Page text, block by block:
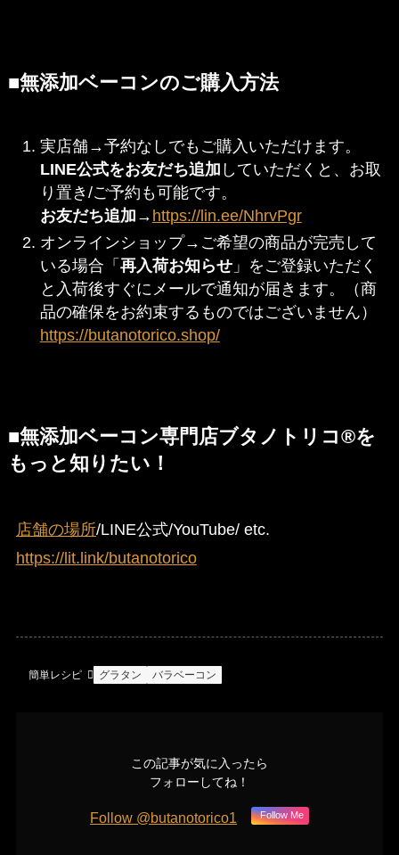
■無添加ベーコンのご購入方法
実店舗→予約なしでもご購入いただけます。
LINE公式をお友だち追加 していただくと、お取
り置き/ご予約も可能です。
お友だち追加 → https://lin.ee/NhrvPgr
オンラインショップ→ご希望の商品が完売して
いる場合「 再入荷お知らせ」をご登録いただく
と入荷後すぐにメールで通知が届きます。（商
品の確保をお約束するものではございません）
https://butanotorico.shop/
■無添加ベーコン専門店ブタノトリコ®を
もっと知りたい！
店舗の場所/LINE公式/YouTube/ etc.
https://lit.link/butanotorico
簡単レシピ グラタン バラベーコン
この記事が気に入ったら
フォローしてね！
Follow @butanotorico1 Follow Me